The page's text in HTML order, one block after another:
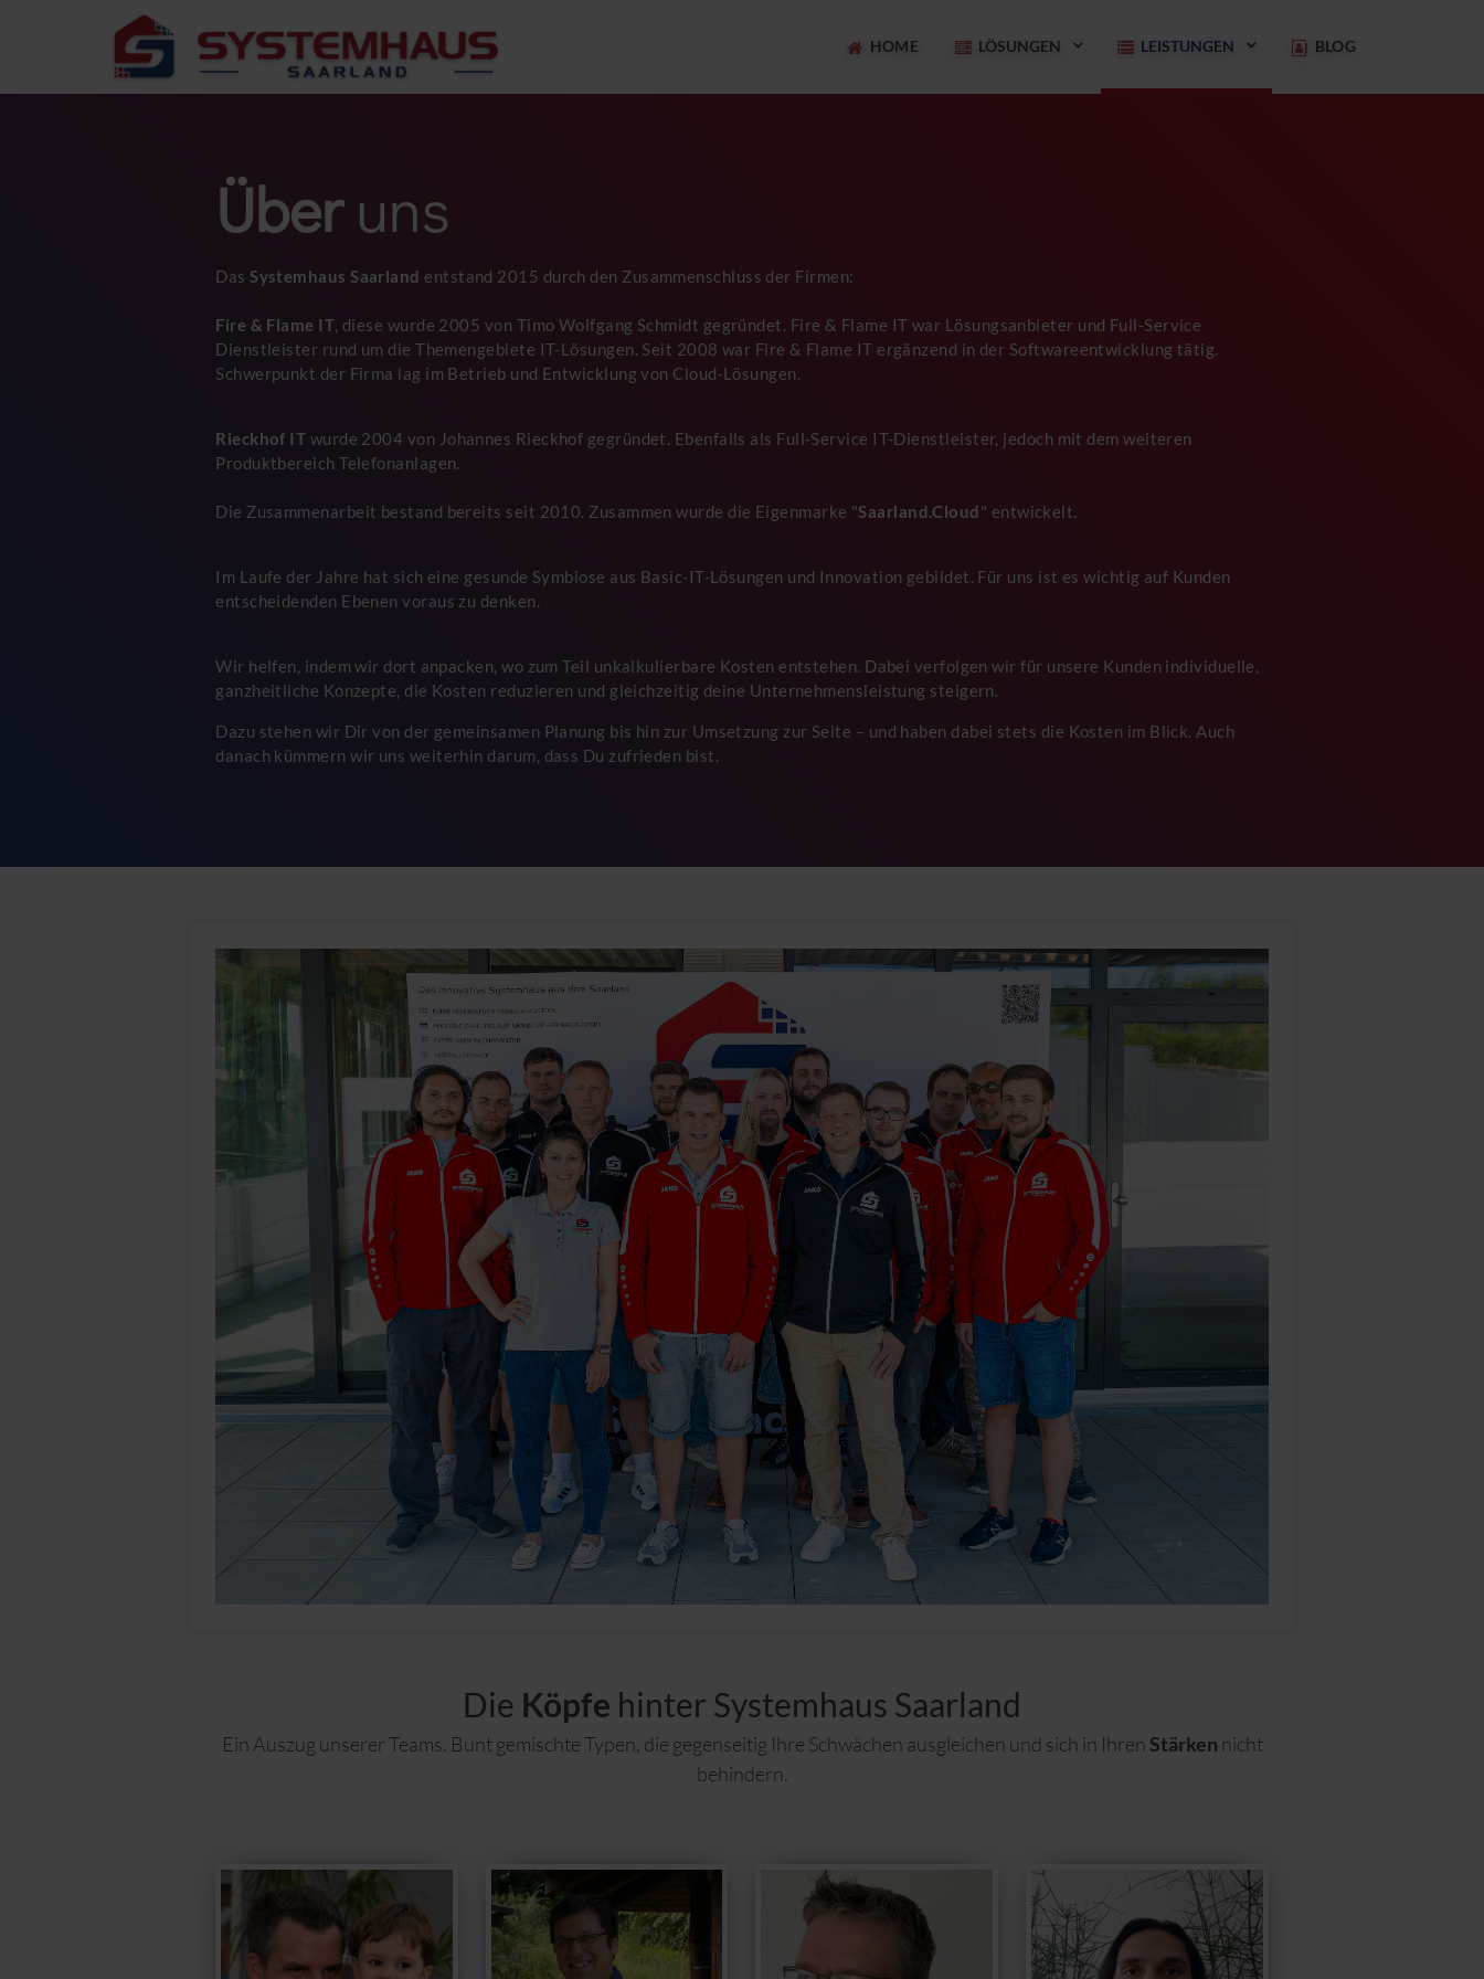
HOME LÖSUNGEN LEISTUNGEN BLOG
Überuns
DasSystemhaus Saarland entstand 2015 durch den Zusammenschluss der Firmen:
Fire & Flame IT, diese wurde 2005 von Timo Wolfgang Schmidt gegründet. Fire & Flame IT war Lösungsanbieter und Full-Service
Dienstleister rund um die Themengebiete IT-Lösungen. Seit 2008 war Fire & Flame IT ergänzend in der Softwareentwicklung tätig.
Schwerpunkt der Firma lag im Betrieb und Entwicklung von Cloud-Lösungen.
Rieckhof IT wurde 2004 von Johannes Rieckhof gegründet. Ebenfalls als Full-Service IT-Dienstleister, jedoch mit dem weiteren
Produktbereich Telefonanlagen.
Die Zusammenarbeit bestand bereits seit 2010. Zusammen wurde die Eigenmarke "Saarland.Cloud" entwickelt.
Im Laufe der Jahre hat sich eine gesunde Symbiose aus Basic-IT-Lösungen und Innovation gebildet. Für uns ist es wichtig auf Kunden
entscheidenden Ebenen voraus zu denken.
Wir helfen, indem wir dort anpacken, wo zum Teil unkalkulierbare Kosten entstehen. Dabei verfolgen wir für unsere Kunden individuelle,
ganzheitliche Konzepte, die Kosten reduzieren und gleichzeitig deine Unternehmensleistung steigern.
Dazu stehen wir Dir von der gemeinsamen Planung bis hin zur Umsetzung zur Seite – und haben dabei stets die Kosten im Blick. Auch
danach kümmern wir uns weiterhin darum, dass Du zufrieden bist.
Die Köpfe hinter Systemhaus Saarland
Ein Auszug unserer Teams. Bunt gemischte Typen, die gegenseitig Ihre Schwächen ausgleichen und sich in Ihren Stärken nicht
behindern.